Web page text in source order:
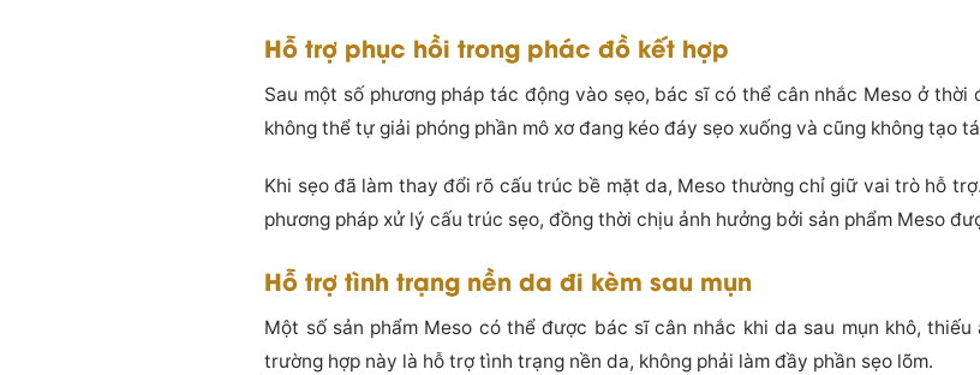
Hỗ trợ phục hồi trong phác đồ kết hợp
Sau một số phương pháp tác động vào sẹo, bác sĩ có thể cân nhắc Meso ở
không thể tự giải phóng phần mô xơ đang kéo đáy sẹo xuống và cũng không tạo
Khi sẹo đã làm thay đổi rõ cấu trúc bề mặt da, Meso thường chỉ giữ vai trò hỗ
phương pháp xử lý cấu trúc sẹo, đồng thời chịu ảnh hưởng bởi sản phẩm Meso
Hỗ trợ tình trạng nền da đi kèm sau mụn
Một số sản phẩm Meso có thể được bác sĩ cân nhắc khi da sau mụn khô,
trường hợp này là hỗ trợ tình trạng nền da, không phải làm đầy phần sẹo lõm.